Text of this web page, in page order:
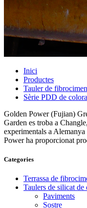
Inici
Productes
Tauler de
Sèrie PDD de
Golden Power (Fujian)
Garden es troba a
experimentals a
Power ha proporcionat
Categories
Terrassa de
Taulers de silicat
Paviments
Sostre